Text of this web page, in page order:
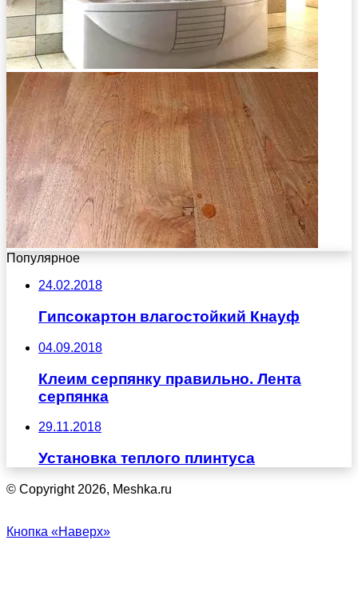
Популярное
24.02.2018
Гипсокартон влагостойкий Кнауф
04.09.2018
Клеим серпянку правильно. Лента
серпянка
29.11.2018
Установка теплого плинтуса
© Copyright 2026, Meshka.ru
Кнопка «Наверх»